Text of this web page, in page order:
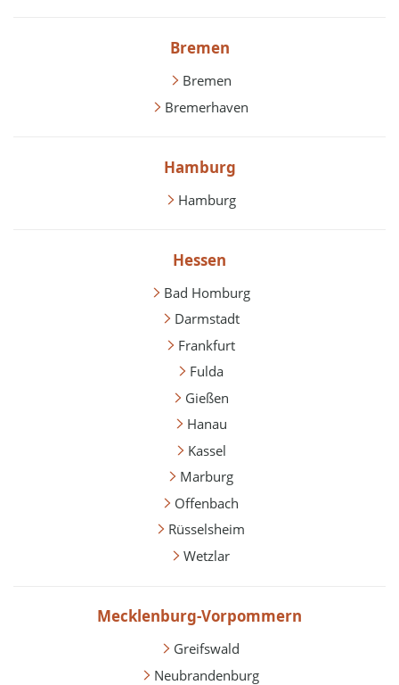
Bremen
Bremen
Bremerhaven
Hamburg
Hamburg
Hessen
Bad Homburg
Darmstadt
Frankfurt
Fulda
Gießen
Hanau
Kassel
Marburg
Offenbach
Rüsselsheim
Wetzlar
Mecklenburg-Vorpommern
Greifswald
Neubrandenburg